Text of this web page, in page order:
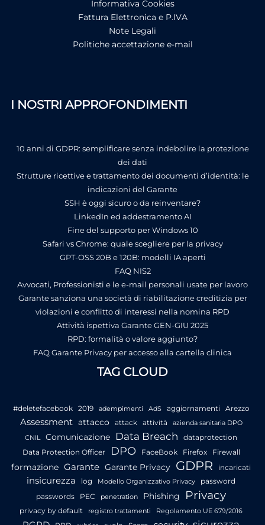
Informativa Cookies
Fattura Elettronica e P.IVA
Note Legali
Politiche accettazione e-mail
I NOSTRI APPROFONDIMENTI
10 anni di GDPR: semplificare senza indebolire la protezione
dei dati
Strutture ricettive e trattamento dei documenti d’identità: le
indicazioni del Garante
SSH è oggi sicuro o da reinventare?
LinkedIn ed addestramento AI
Fine del supporto per Windows 10
Safari vs Chrome: quale scegliere per la privacy
GPT-OSS 20B e 120B: modelli IA aperti
FAQ NIS2
Avvocati, Professionisti e le e-mail personali usate per lavoro
Garante sanziona una società di riabilitazione creditizia per
violazioni e conflitto di interessi nella nomina RPD
Attività ispettiva Garante GEN-GIU 2025
RPD: formalità o valore aggiunto?
FAQ Garante Privacy per accesso alla cartella clinica
TAG CLOUD
#deletefacebook 2019 adempimenti AdS aggiornamenti Arezzo
Assessment attacco attack attività
azienda sanitaria DPO
CNIL
Comunicazione Data Breach
dataprotection
Data Protection Officer
DPO FaceBook Firefox Firewall
formazione Garante Garante Privacy GDPR incaricati
insicurezza log Modello Organizzativo Privacy
password
passwords
PEC penetration Phishing Privacy
privacy by default registro trattamenti Regolamento UE 679/2016